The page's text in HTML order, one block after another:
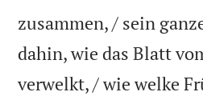
zusammen, / sein
dahin, wie das Blatt
verwelkt, / wie welke